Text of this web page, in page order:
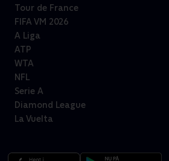
Tour de France
FIFA VM 2026
A Liga
ATP
WTA
NFL
Serie A
Diamond League
La Vuelta